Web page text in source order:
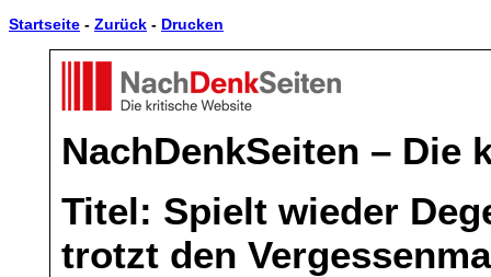
Startseite - Zurück - Drucken
NachDenkSeiten – Die
Titel: Spielt wieder
trotzt den